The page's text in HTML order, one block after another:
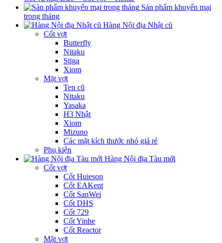
Sản phẩm khuyến mại
trong tháng
Hàng Nội địa Nhật cũ
Cốt vợt
Butterfly
Nitaku
Stiga
Xiom
Mặt vợt
Ten cũ
Nitaku
Yasaka
H3 Nhật
Xiom
Mizuno
Các mặt kích thước nhỏ giá rẻ
Phụ kiện
Hàng Nội địa Tàu mới
Cốt vợt
Cốt Huieson
Cốt EAKent
Cốt SanWei
Cốt DHS
Cốt 729
Cốt Yinhe
Cốt Reactor
Mặt vợt